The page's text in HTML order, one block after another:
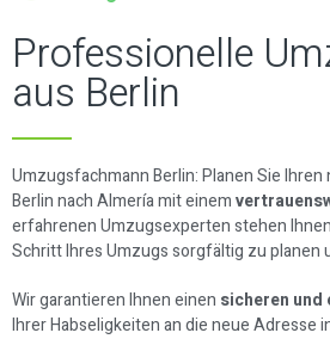
Professionelle
aus Berlin
Umzugsfachmann Berlin: Planen Sie
Berlin nach Almería mit einem
erfahrenen Umzugsexperten stehen
Schritt Ihres Umzugs sorgfältig zu planen
Wir garantieren Ihnen einen sicheren
Ihrer Habseligkeiten an die neue Adresse